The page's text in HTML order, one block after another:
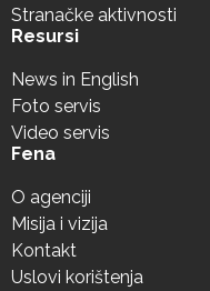
Stranačke aktivnosti
Resursi
News in English
Foto servis
Video servis
Fena
O agenciji
Misija i vizija
Kontakt
Uslovi korištenja